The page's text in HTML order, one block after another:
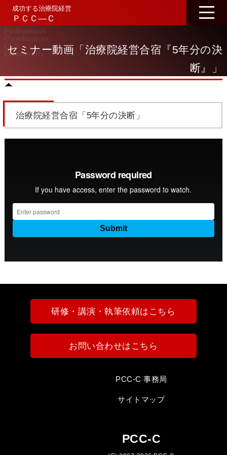
成功する治療院経営
ＰＣＣ―Ｃ
セミナー動画「治療院経営合宿『5年分の決
断』」
治療院経営合宿「5年分の決断」
研修・講演・執筆依頼はこちら
お問い合わせはこちら
PCC-C 事務局
サイトマップ
PCC-C